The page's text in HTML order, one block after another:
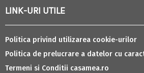
LINK-URI UTILE
Politica privind utilizarea cookie-urilor
Politica de prelucrare a datelor cu
Termeni si Conditii casamea.ro